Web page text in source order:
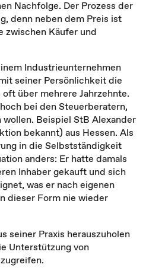
Nachfolge. Der Prozess der
denn neben dem Preis ist
zwischen Käufer und
Industrieunternehmen
seiner Persönlichkeit die
über mehrere Jahrzehnte.
bei den Steuerberatern,
Beispiel StB Alexander
bekannt) aus Hessen. Als
in die Selbstständigkeit
anders: Er hatte damals
Inhaber gekauft und sich
was er nach eigenen
dieser Form nie wieder
seiner Praxis herauszuholen
Unterstützung von